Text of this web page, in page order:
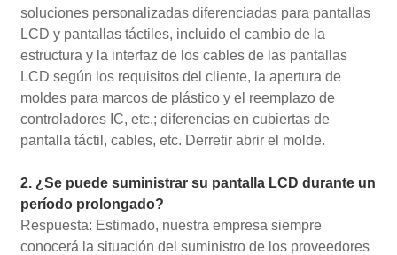
soluciones personalizadas diferenciadas para pantallas
LCD y pantallas táctiles, incluido el cambio de la
estructura y la interfaz de los cables de las pantallas
LCD según los requisitos del cliente, la apertura de
moldes para marcos de plástico y el reemplazo de
controladores IC, etc.; diferencias en cubiertas de
pantalla táctil, cables, etc. Derretir abrir el molde.
2. ¿Se puede suministrar su pantalla LCD durante un
período prolongado?
Respuesta: Estimado, nuestra empresa siempre
conocerá la situación del suministro de los proveedores